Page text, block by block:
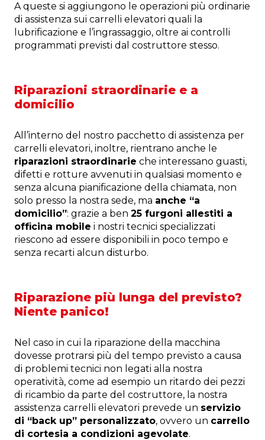
A queste si aggiungono le operazioni più ordinarie
di assistenza sui carrelli elevatori quali la
lubrificazione e l’ingrassaggio, oltre ai controlli
programmati previsti dal costruttore stesso.
Riparazioni straordinarie e a
domicilio
All’interno del nostro pacchetto di assistenza per
carrelli elevatori, inoltre, rientrano anche le
riparazioni straordinarie che interessano guasti,
difetti e rotture avvenuti in qualsiasi momento e
senza alcuna pianificazione della chiamata, non
solo presso la nostra sede, ma anche “a
domicilio”: grazie a ben 25 furgoni allestiti a
officina mobile i nostri tecnici specializzati
riescono ad essere disponibili in poco tempo e
senza recarti alcun disturbo.
Riparazione più lunga del previsto?
Niente panico!
Nel caso in cui la riparazione della macchina
dovesse protrarsi più del tempo previsto a causa
di problemi tecnici non legati alla nostra
operatività, come ad esempio un ritardo dei pezzi
di ricambio da parte del costruttore, la nostra
assistenza carrelli elevatori prevede un servizio
di “back up” personalizzato, ovvero un carrello
di cortesia a condizioni agevolate.